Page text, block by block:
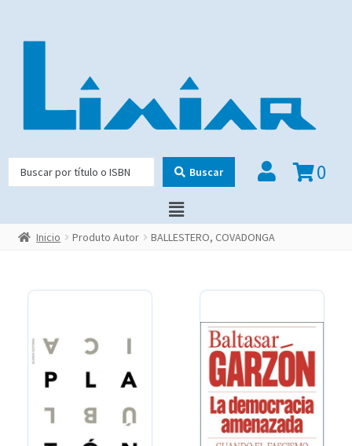
Buscar 0
Inicio Produto Autor BALLESTERO, COVADONGA